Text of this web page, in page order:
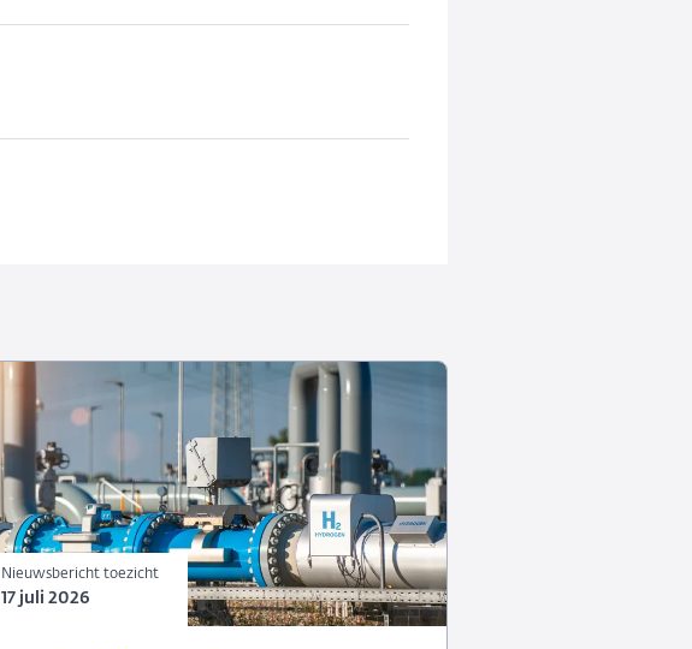
Nieuwsbericht toezicht
17 juli 2026